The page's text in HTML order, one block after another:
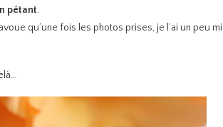
pétant.
qu’une fois les photos prises, je l’ai un peu